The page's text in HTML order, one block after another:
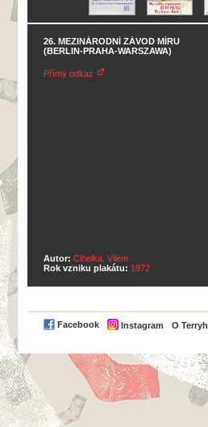
26. MEZINÁRODNÍ ZÁVOD MÍRU
(BERLIN-PRAHA-WARSZAWA)
Přímý odkaz
Autor: Cihelka, Vilém
Rok vzniku plakátu: 1972
Facebook Instagram O